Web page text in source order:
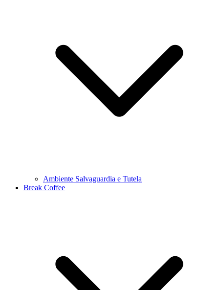
Ambiente Salvaguardia e Tutela
Break Coffee